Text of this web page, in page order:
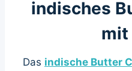
indisches
mit
Das indische Butter